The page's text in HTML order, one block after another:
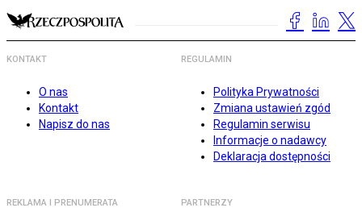
KONTAKT
O nas
Kontakt
Napisz do nas
REGULAMIN
Polityka Prywatności
Zmiana ustawień zgód
Regulamin serwisu
Informacje o nadawcy
Deklaracja dostępności
REKLAMA I PRENUMERATA PARTNERZY